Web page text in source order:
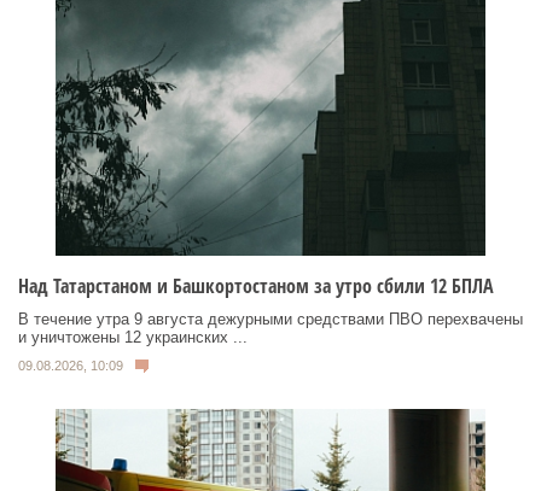
Над Татарстаном и Башкортостаном за утро сбили 12 БПЛА
В течение утра 9 августа дежурными средствами ПВО перехвачены
и уничтожены 12 украинских ...
09.08.2026, 10:09